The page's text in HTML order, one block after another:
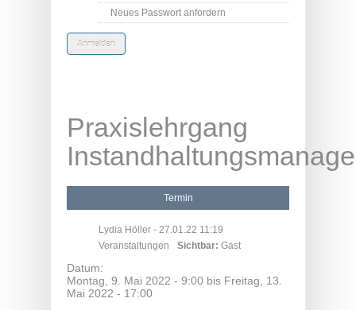
Neues Passwort anfordern
Praxislehrgang
Termin
Lydia Höller - 27.01.22 11:19
Veranstaltungen
Sichtbar: Gast
Datum:
Montag, 9. Mai 2022 - 9:00 bis Freitag, 13.
Mai 2022 - 17:00